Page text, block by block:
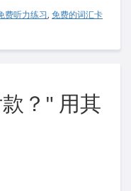
费听力练习 , 免费的词汇卡
？" 用其